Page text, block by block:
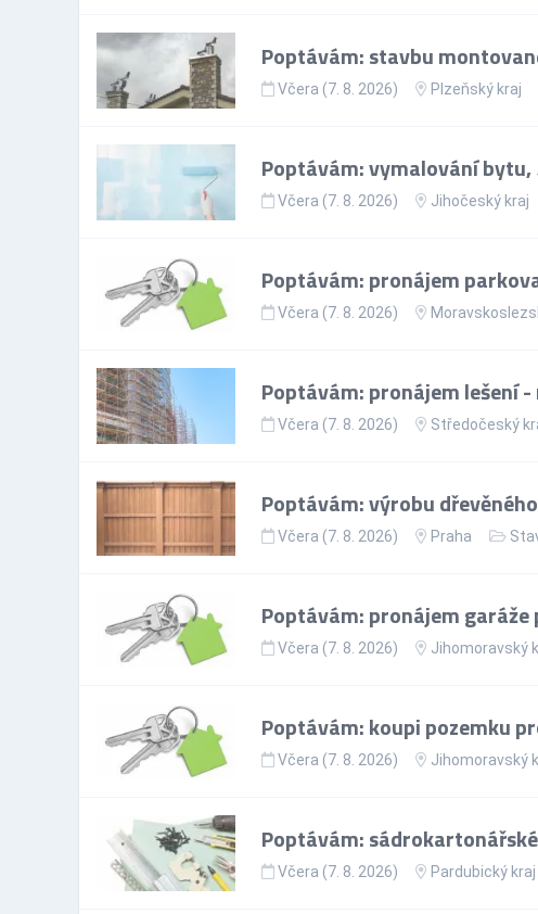
Poptávám: stavbu
Včera (7. 8. 2026) Plzeňský kraj
Poptávám: vymalování bytu,
Včera (7. 8. 2026) Jihočeský kraj
Poptávám: pronájem
Včera (7. 8. 2026)
Poptávám: pronájem lešení
Včera (7. 8. 2026) Středočeský
Poptávám: výrobu
Včera (7. 8. 2026) Praha
Poptávám: pronájem
Včera (7. 8. 2026) Jihomoravský
Poptávám: koupi pozemku
Včera (7. 8. 2026) Jihomoravský
Poptávám:
Včera (7. 8. 2026) Pardubický kraj